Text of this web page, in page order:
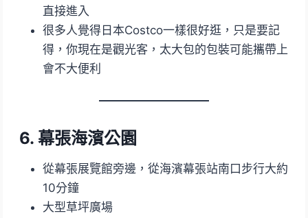
直接進入
很多人覺得日本Costco一樣很好逛，只是要記
得，你現在是觀光客，太大包的包裝可能攜帶上
會不大便利
6. 幕張海濱公園
從幕張展覽館旁邊，從海濱幕張站南口步行大約
10分鐘
大型草坪廣場